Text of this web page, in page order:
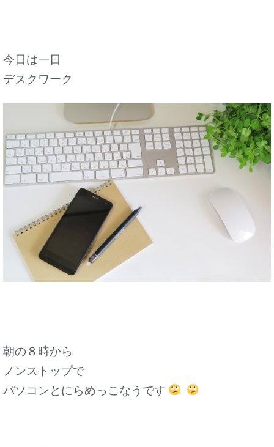
今日は一日
デスクワーク
朝の８時から
ノンストップで
パソコンとにらめっこなうです